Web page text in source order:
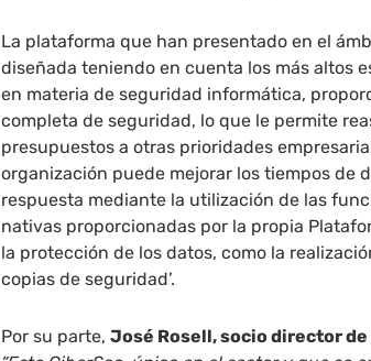
La plataforma que han presentado en el
diseñada teniendo en cuenta los más altos
en materia de seguridad informática,
completa de seguridad, lo que le permite
presupuestos a otras prioridades
organización puede mejorar los tiempos de
respuesta mediante la utilización de las
nativas proporcionadas por la propia
la protección de los datos, como la
copias de seguridad’.
Por su parte,José Rosell, socio director de